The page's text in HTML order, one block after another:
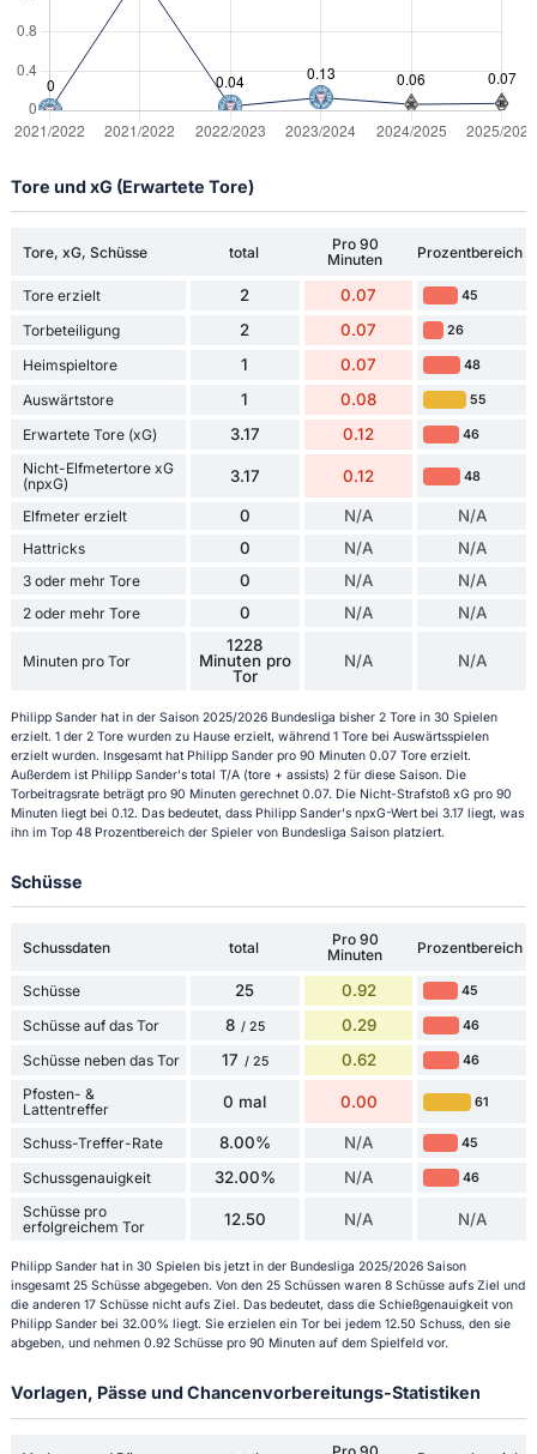
Tore und xG (Erwartete Tore)
Tore, xG, Schüsse total
Pro 90
Minuten
Prozentbereich
Tore erzielt 2 0.07 45
Torbeteiligung 2 0.07 26
Heimspieltore 1 0.07 48
Auswärtstore 1 0.08 55
Erwartete Tore (xG) 3.17 0.12 46
Nicht-Elfmetertore xG
(npxG)
3.17 0.12 48
Elfmeter erzielt 0 N/A N/A
Hattricks 0 N/A N/A
3 oder mehr Tore 0 N/A N/A
2 oder mehr Tore 0 N/A N/A
Minuten pro Tor
1228
Minuten pro
Tor
N/A N/A
Philipp Sander hat in der Saison 2025/2026 Bundesliga bisher 2 Tore in 30 Spielen
erzielt. 1 der 2 Tore wurden zu Hause erzielt, während 1 Tore bei Auswärtsspielen
erzielt wurden. Insgesamt hat Philipp Sander pro 90 Minuten 0.07 Tore erzielt.
Außerdem ist Philipp Sander's total T/A (tore + assists) 2 für diese Saison. Die
Torbeitragsrate beträgt pro 90 Minuten gerechnet 0.07. Die Nicht-Strafstoß xG pro 90
Minuten liegt bei 0.12. Das bedeutet, dass Philipp Sander's npxG-Wert bei 3.17 liegt, was
ihn im Top 48 Prozentbereich der Spieler von Bundesliga Saison platziert.
Schüsse
Schussdaten total
Pro 90
Minuten
Prozentbereich
Schüsse 25 0.92 45
Schüsse auf das Tor 8 / 25 0.29 46
Schüsse neben das Tor 17 / 25 0.62 46
Pfosten- &
Lattentreffer
0 mal 0.00 61
Schuss-Treffer-Rate 8.00% N/A 45
Schussgenauigkeit 32.00% N/A 46
Schüsse pro
erfolgreichem Tor
12.50 N/A N/A
Philipp Sander hat in 30 Spielen bis jetzt in der Bundesliga 2025/2026 Saison
insgesamt 25 Schüsse abgegeben. Von den 25 Schüssen waren 8 Schüsse aufs Ziel und
die anderen 17 Schüsse nicht aufs Ziel. Das bedeutet, dass die Schießgenauigkeit von
Philipp Sander bei 32.00% liegt. Sie erzielen ein Tor bei jedem 12.50 Schuss, den sie
abgeben, und nehmen 0.92 Schüsse pro 90 Minuten auf dem Spielfeld vor.
Vorlagen, Pässe und Chancenvorbereitungs-Statistiken